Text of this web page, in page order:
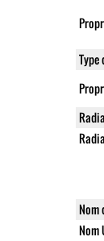
Type
Nom
Nom